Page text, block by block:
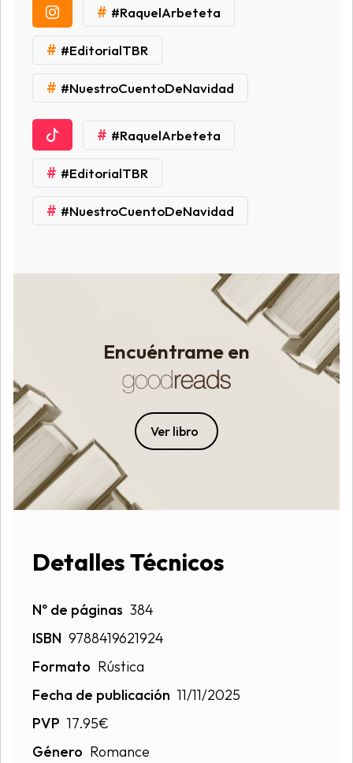
# #RaquelArbeteta
# #EditorialTBR
# #NuestroCuentoDeNavidad
# #RaquelArbeteta
# #EditorialTBR
# #NuestroCuentoDeNavidad
Encuéntrame en
Ver libro
Detalles Técnicos
Nº de páginas 384
ISBN 9788419621924
Formato Rústica
Fecha de publicación 11/11/2025
PVP 17.95€
Género Romance